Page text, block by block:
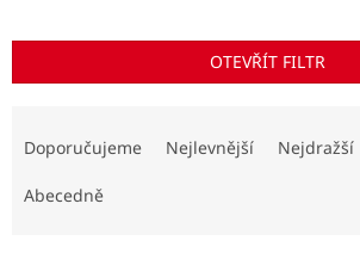
OTEVŘÍT FILTR
Doporučujeme Nejlevnější Nejdražší
Abecedně